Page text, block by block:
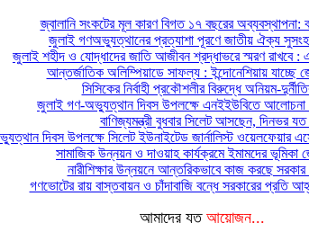
জ্বালানি সংকটের মূল কারণ বিগত ১৭ বছরের অব্যবস্থাপনা:
জুলাই গণঅভ্যুত্থানের প্রত্যাশা পূরণে জাতীয় ঐক্য
জুলাই শহীদ ও যোদ্ধাদের জাতি আজীবন শ্রদ্ধাভরে স্মরণ রাখবে
আন্তর্জাতিক অলিম্পিয়াডে সাফল্য : ইন্দোনেশিয়ায় যাচ্ছে
সিসিকের নির্বাহী প্রকৌশলীর বিরুদ্ধে অনিয়ম-
জুলাই গণ-অভ্যুত্থান দিবস উপলক্ষে এনইইউবিতে আলোচনা
বাণিজ্যমন্ত্রী বুধবার সিলেট আসছেন, দিনভর যত
দিবস উপলক্ষে সিলেট ইউনাইটেড জার্নালিস্ট ওয়েলফেয়ার
সামাজিক উন্নয়ন ও দাওয়াহ কার্যক্রমে ইমামদের ভূমিকা
নারীশিক্ষার উন্নয়নে আন্তরিকভাবে কাজ করছে
গণভোটের রায় বাস্তবায়ন ও চাঁদাবাজি বন্ধে সরকারের প্রতি
আমাদের যত আয়োজন...